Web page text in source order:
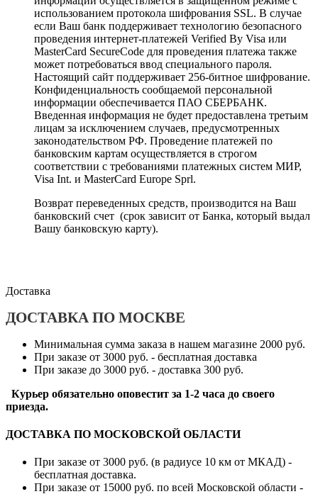
использованием протокола шифрования SSL. В случае
если Ваш банк поддерживает технологию безопасного
проведения интернет-платежей Verified By Visa или
MasterCard SecureCode для проведения платежа также
может потребоваться ввод специального пароля.
Настоящий сайт поддерживает 256-битное шифрование.
Конфиденциальность сообщаемой персональной
информации обеспечивается ПАО СБЕРБАНК.
Введенная информация не будет предоставлена третьим
лицам за исключением случаев, предусмотренных
законодательством РФ. Проведение платежей по
банковским картам осуществляется в строгом
соответствии с требованиями платежных систем МИР,
Visa Int. и MasterCard Europe Sprl.
Возврат переведенных средств, производится на Ваш
банковский счет (срок зависит от Банка, который выдал
Вашу банковскую карту).
Доставка
ДОСТАВКА ПО МОСКВЕ
Минимальная сумма заказа в нашем магазине 2000 руб.
При заказе от 3000 руб. - бесплатная доставка
При заказе до 3000 руб. - доставка 300 руб.
Курьер обязательно оповестит за 1-2 часа до своего
приезда.
ДОСТАВКА ПО МОСКОВСКОЙ ОБЛАСТИ
При заказе от 3000 руб. (в радиусе 10 км от МКАД) -
бесплатная доставка.
При заказе от 15000 руб. по всей Московской области -